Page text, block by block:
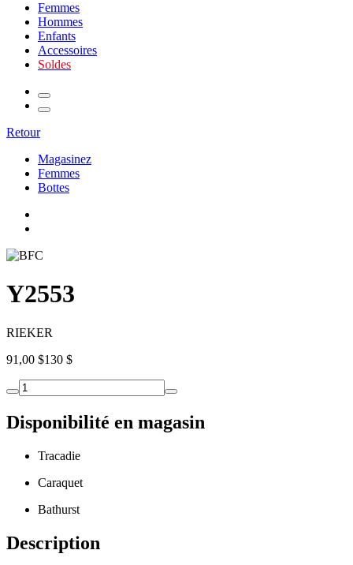
Femmes
Hommes
Enfants
Accessoires
Soldes
Retour
Magasinez
Femmes
Bottes
Y2553
RIEKER
91,00 $130 $
Disponibilité en magasin
Tracadie
Caraquet
Bathurst
Description